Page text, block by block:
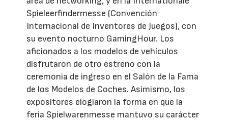
Spieleerfindermesse (Convención
Internacional de Inventores de Juegos), con
su evento nocturno GamingHour. Los
aficionados a los modelos de vehículos
disfrutaron de otro estreno con la
ceremonia de ingreso en el Salón de la Fama
de los Modelos de Coches. Asimismo, los
expositores elogiaron la forma en que la
feria Spielwarenmesse mantuvo su carácter